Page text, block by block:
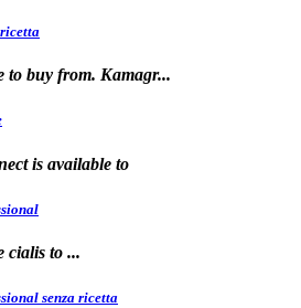
to buy from. Kamagr...
is available to
cialis to ...
senza ricetta